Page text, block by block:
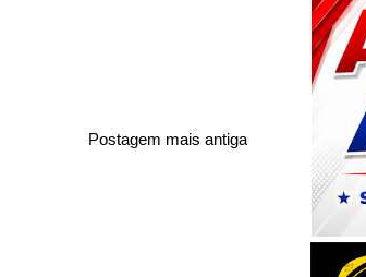
Postagem mais antiga